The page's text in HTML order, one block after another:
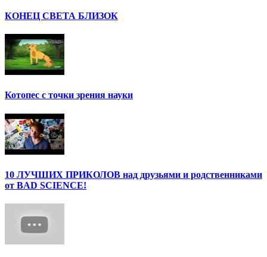
КОНЕЦ СВЕТА БЛИЗОК
Котопес с точки зрения науки
10 ЛУЧШИХ ПРИКОЛОВ над друзьями и родственниками
от BAD SCIENCE!